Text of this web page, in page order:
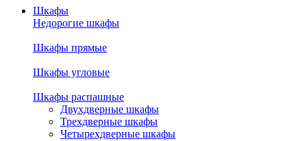
Шкафы
Недорогие шкафы
Шкафы прямые
Шкафы угловые
Шкафы распашные
Двухдверные шкафы
Трехдверные шкафы
Четырехдверные шкафы